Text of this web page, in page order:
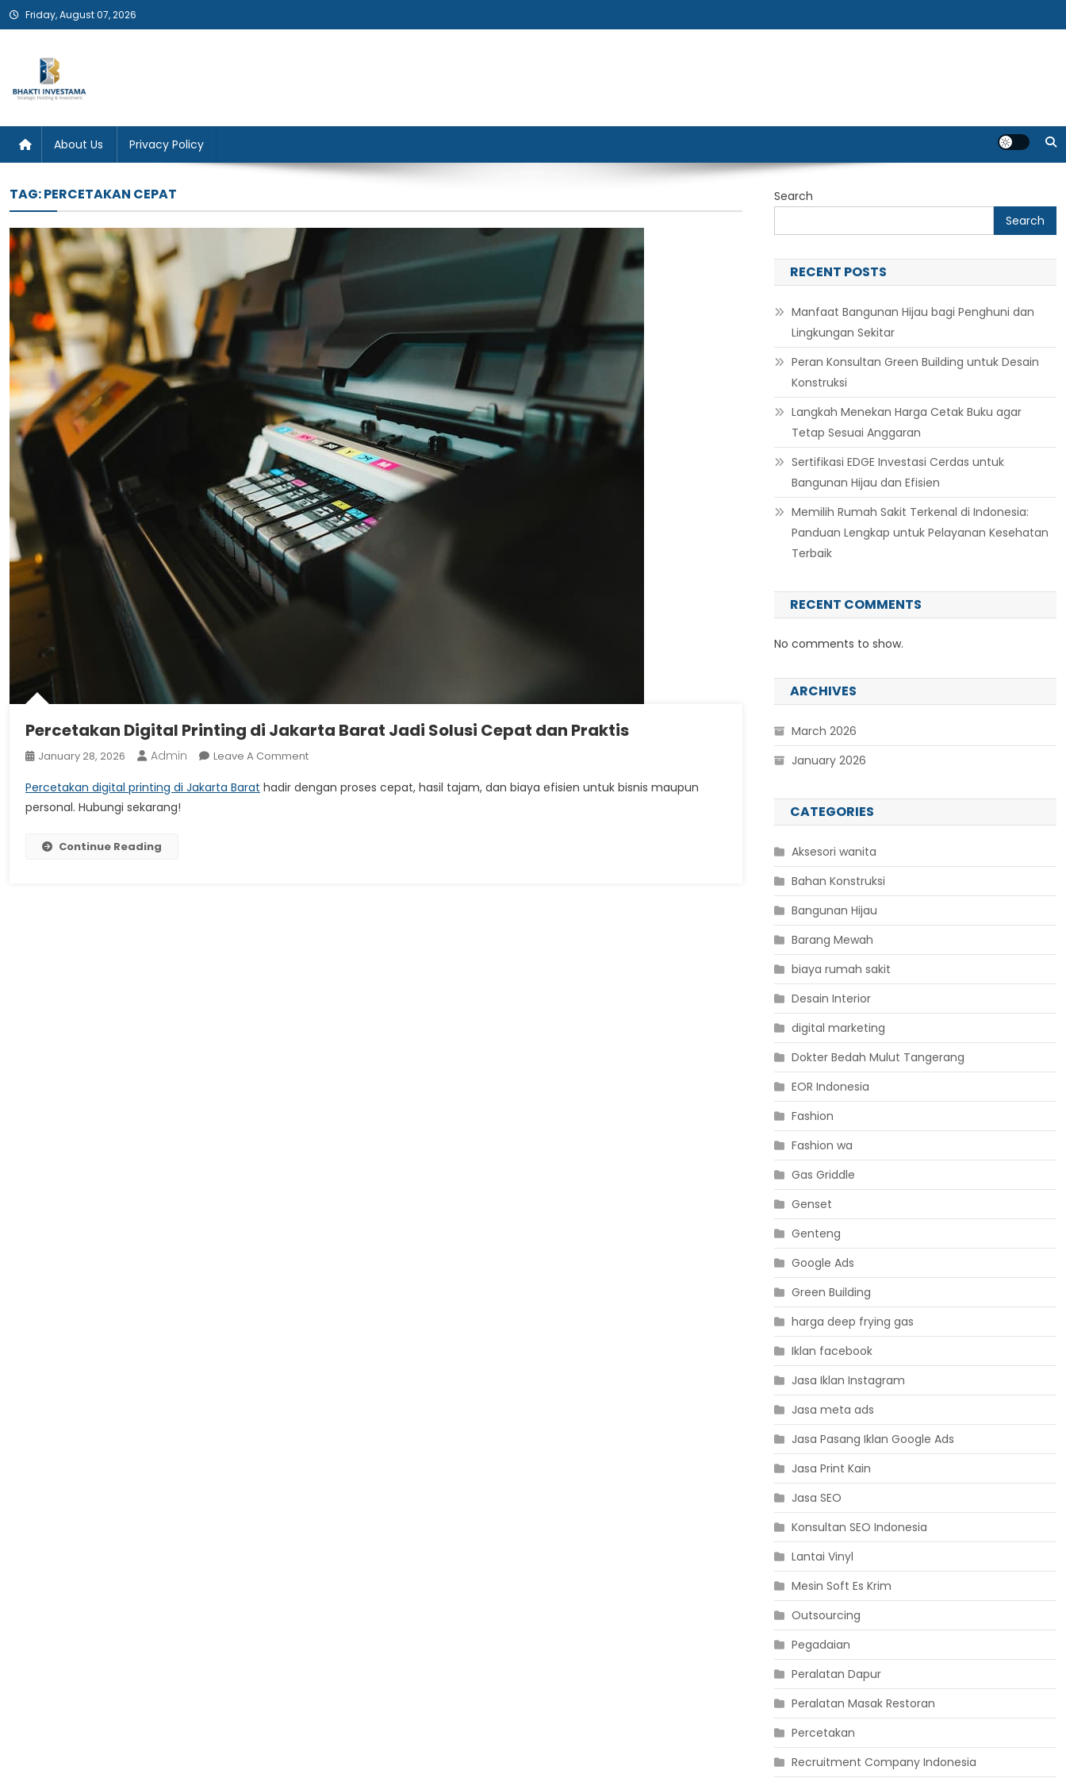
Skip
to
Friday, August 07, 2026
Bhakti Investama
About Us Privacy Policy
TAG:PERCETAKAN CEPAT
Percetakan Digital Printing di Jakarta Barat Jadi Solusi Cepat dan Praktis
January 28, 2026 Admin Leave A CommentOn
Digital
Percetakan digital printing di Jakarta Barat hadir dengan proses cepat, hasil tajam, dan biaya efisien untuk bisnis maupun
personal. Hubungi sekarang!
Continue Reading
Search
Search
RECENT POSTS
Manfaat Bangunan Hijau bagi Penghuni dan
Lingkungan Sekitar
Peran Konsultan Green Building untuk Desain
Konstruksi
Langkah Menekan Harga Cetak Buku agar
Tetap Sesuai Anggaran
Sertifikasi EDGE Investasi Cerdas untuk
Bangunan Hijau dan Efisien
Memilih Rumah Sakit Terkenal di Indonesia:
Panduan Lengkap untuk Pelayanan Kesehatan
Terbaik
RECENT COMMENTS
No comments to show.
ARCHIVES
March 2026
January 2026
CATEGORIES
Aksesori wanita
Bahan Konstruksi
Bangunan Hijau
Barang Mewah
biaya rumah sakit
Desain Interior
digital marketing
Dokter Bedah Mulut Tangerang
EOR Indonesia
Fashion
Fashion wa
Gas Griddle
Genset
Genteng
Google Ads
Green Building
harga deep frying gas
Iklan facebook
Jasa Iklan Instagram
Jasa meta ads
Jasa Pasang Iklan Google Ads
Jasa Print Kain
Jasa SEO
Konsultan SEO Indonesia
Lantai Vinyl
Mesin Soft Es Krim
Outsourcing
Pegadaian
Peralatan Dapur
Peralatan Masak Restoran
Percetakan
Recruitment Company Indonesia